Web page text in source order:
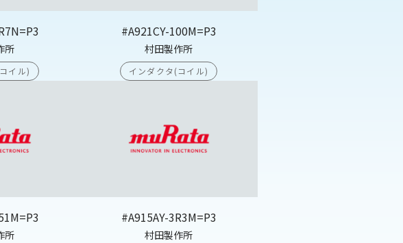
所
イル)
#A921CY-100M=P3
村田製作所
インダクタ(コイル)
所
#A915AY-3R3M=P3
村田製作所